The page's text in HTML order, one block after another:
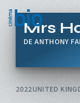
Mrs
ANTHONY
2022UNITED